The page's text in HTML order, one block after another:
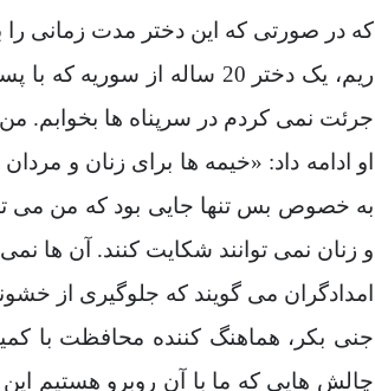
که در صورتی که این دختر مدت زمانی را
جرئت نمی کردم در سرپناه ها بخوابم.
او ادامه داد: «خیمه ها برای زنان و
به خصوص بس تنها جایی بود که من می
و زنان نمی توانند شکایت کنند. آن ها
امدادگران می گویند که جلوگیری از
جنی بکر، هماهنگ کننده محافظت با
چالش هایی که ما با آن روبرو هستیم